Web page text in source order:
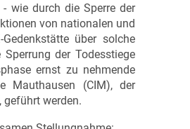
wie durch die Sperre der
von nationalen und
über solche
der Todesstiege
ernst zu nehmende
Mauthausen (CIM), der
geführt werden.